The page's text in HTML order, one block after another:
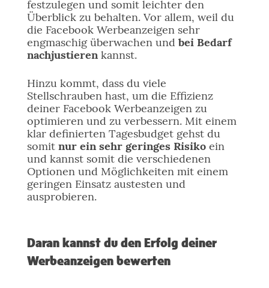
festzulegen und somit leichter den
Überblick zu behalten. Vor allem, weil du
die Facebook Werbeanzeigen sehr
engmaschig überwachen und bei Bedarf
nachjustierenkannst.
Hinzu kommt, dass du viele
Stellschrauben hast, um die Effizienz
deiner Facebook Werbeanzeigen zu
optimieren und zu verbessern. Mit einem
klar definierten Tagesbudget gehst du
somit nur ein sehr geringes Risikoein
und kannst somit die verschiedenen
Optionen und Möglichkeiten mit einem
geringen Einsatz austesten und
ausprobieren.
Daran kannst du den Erfolg deiner
Werbeanzeigen bewerten